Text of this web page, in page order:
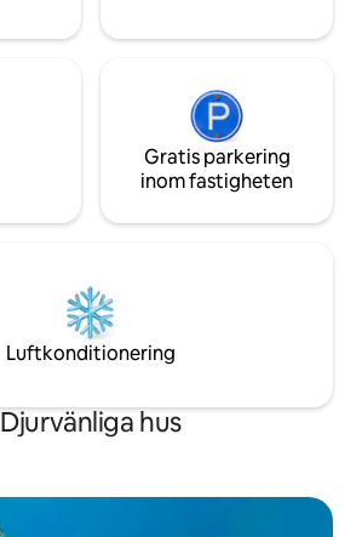
Gratis parkering
inom fastigheten
Luftkonditionering
Djurvänliga hus